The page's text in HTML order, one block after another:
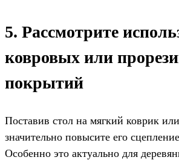
5. Рассмотрите
ковровых или
покрытий
Поставив стол на мягкий коврик
значительно повысите его
Особенно это актуально для